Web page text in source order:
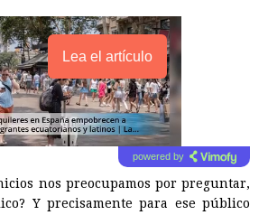
Lea el artículo
powered by
nos preocupamos por preguntar,
Y precisamente para ese público